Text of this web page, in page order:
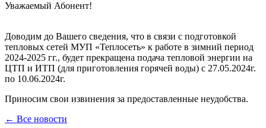
Уважаемый Абонент!
Доводим до Вашего сведения, что в связи с подготовкой
тепловых сетей МУП «Теплосеть» к работе в зимний период
2024-2025 гг., будет прекращена подача тепловой энергии на
ЦТП и ИТП (для приготовления горячей воды) с 27.05.2024г.
по 10.06.2024г.
Приносим свои извинения за предоставленные неудобства.
← Все новости